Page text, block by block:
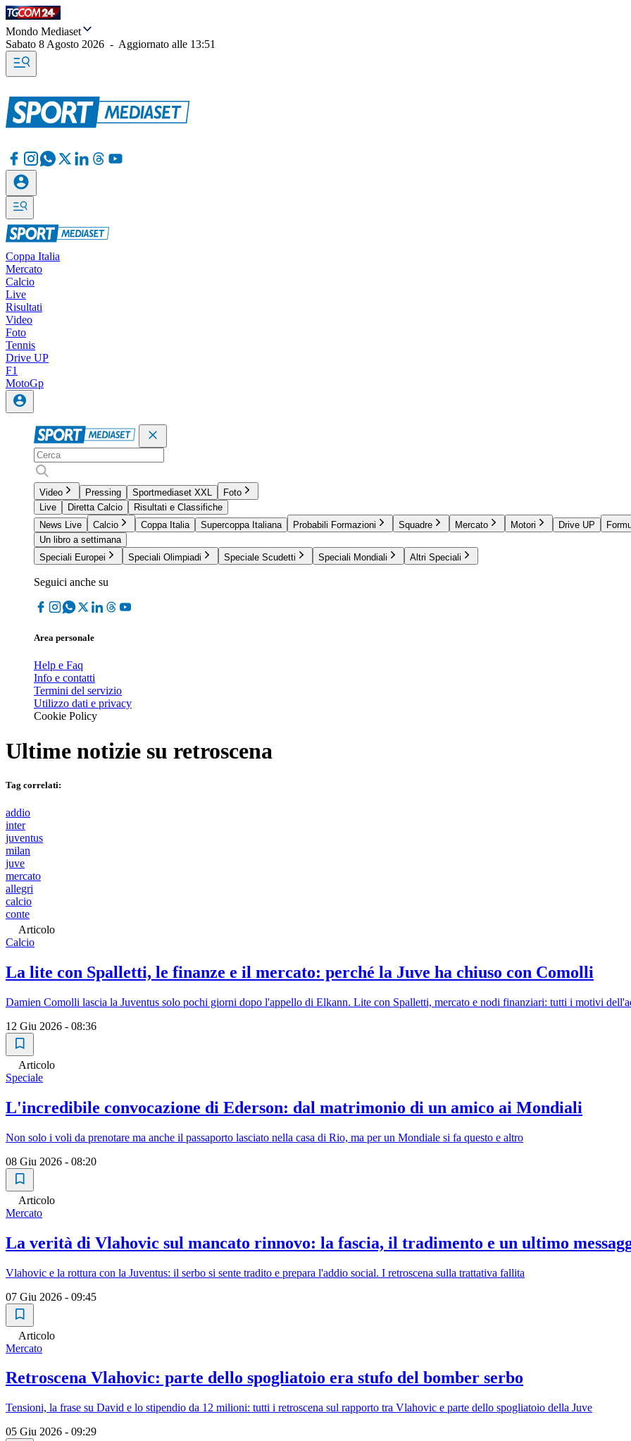
Mondo Mediaset
Sabato 8 Agosto 2026 - Aggiornato alle 13:51
Coppa Italia
Mercato
Calcio
Live
Risultati
Video
Foto
Tennis
Drive UP
F1
MotoGp
Video Pressing Sportmediaset XXL
Foto
Live
Diretta Calcio
Risultati e Classifiche
News Live
Calcio Coppa Italia Supercoppa Italiana Probabili Formazioni Squadre Mercato Motori Drive UP
Un libro a settimana
Speciali Europei
Speciali Olimpiadi Speciale Scudetti Speciali Mondiali Altri Speciali
Seguici anche su
Area personale
Help e Faq
Info e contatti
Termini del servizio
Utilizzo dati e privacy
Cookie Policy
Ultime notizie su retroscena
Tag correlati:
addio
inter
juventus
milan
juve
mercato
allegri
calcio
conte
Articolo
Calcio
La lite con Spalletti, le finanze e il mercato: perché la Juve ha chiuso con Comolli
Damien Comolli lascia la Juventus solo pochi giorni dopo l'appello di Elkann. Lite con Spalletti, mercato e nodi finanziari: tutti i motivi
12 Giu 2026 - 08:36
Articolo
Speciale
L'incredibile convocazione di Ederson: dal matrimonio di un amico ai Mondiali
Non solo i voli da prenotare ma anche il passaporto lasciato nella casa di Rio, ma per un Mondiale si fa questo e altro
08 Giu 2026 - 08:20
Articolo
Mercato
La verità di Vlahovic sul mancato rinnovo: la fascia, il tradimento e un ultimo
Vlahovic e la rottura con la Juventus: il serbo si sente tradito e prepara l'addio social. I retroscena sulla trattativa fallita
07 Giu 2026 - 09:45
Articolo
Mercato
Retroscena Vlahovic: parte dello spogliatoio era stufo del bomber serbo
Tensioni, la frase su David e lo stipendio da 12 milioni: tutti i retroscena sul rapporto tra Vlahovic e parte dello spogliatoio della Juve
05 Giu 2026 - 09:29